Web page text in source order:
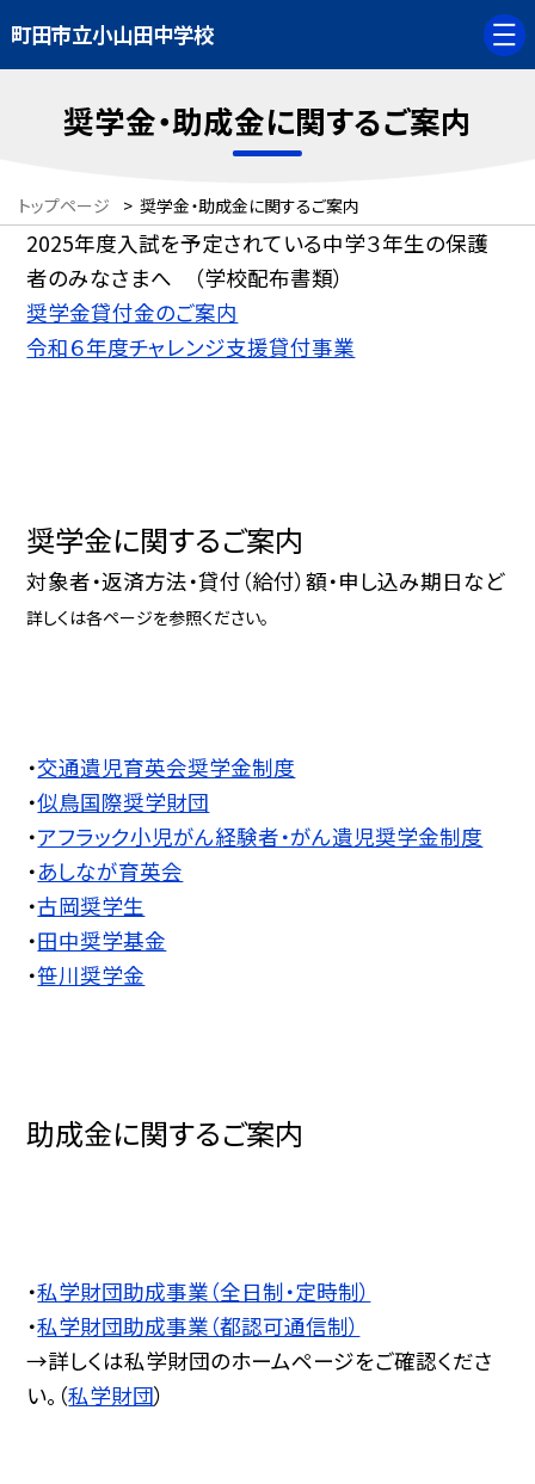
町田市立小山田中学校
奨学金・助成金に関するご案内
トップページ > 奨学金・助成金に関するご案内
2025年度入試を予定されている中学３年生の保護
者のみなさまへ （学校配布書類）
奨学金貸付金のご案内
令和６年度チャレンジ支援貸付事業
奨学金に関するご案内
対象者・返済方法・貸付（給付）額・申し込み期日など
詳しくは各ページを参照ください。
・交通遺児育英会奨学金制度
・似鳥国際奨学財団
・アフラック小児がん経験者・がん遺児奨学金制度
・あしなが育英会
・古岡奨学生
・田中奨学基金
・笹川奨学金
助成金に関するご案内
・私学財団助成事業（全日制・定時制）
・私学財団助成事業（都認可通信制）
→詳しくは私学財団のホームページをご確認くださ
い。（私学財団）